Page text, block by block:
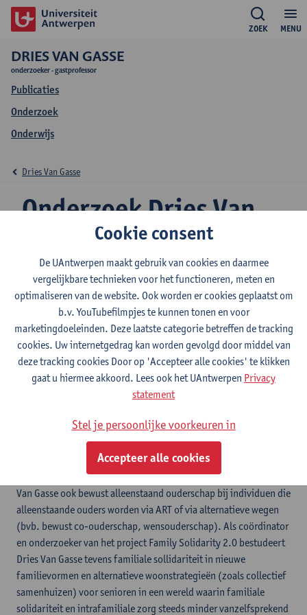
MENU
ZOEK
DRIES VAN GASSE
onderzoeker - gastprofessor
Publicaties
Onderzoek
Onderwijs
Onderzoek Dries Van
Dries Van Gasse
Onderzoeksgroep
Centrum voor Demografie, Familie en Gezondheid
Expertise
Dries Van Gasse is onderzoeker aan het Centrum voor
Demografie, Familie en Gezondheid aan de Universiteit
Families' bestuurde hij de eenoudergezinnen. Een specifieke
focus ging naar het transititieproces na scheiding en de coping
strategieën die alleenstaande ouders gebruikten om rust en
evenwicht te vinden in hun leven. Daarnaast bestudeert Dries
Van Gasse ook bewust alleenstaand ouderschap bij individuen die
alleenstaande ouders worden via ART of via alternatieve wegen
(bvb. bewust co-ouderschap, wensouderschap). Als coördinator
en onderzoeker van het project Family Solidarity 2.0 bestudeert
Dries Van Gasse tevens familiale sollidariteit in nieuwe
familievormen en alternatieve woonstrategieën (zoals collectief
samenhuizen) voor senioren in een wereld waarin familiale
solidariteit en intrafamiliale zorg steeds minder vanzelfsprekend
Cookie consent
De UAntwerpen maakt gebruik van cookies en daarmee
vergelijkbare technieken voor het functioneren, meten en
optimaliseren van de website. Ook worden er cookies geplaatst om
b.v. YouTubefilmpjes te kunnen tonen en voor
marketingdoeleinden. Deze laatste categorie betreffen de tracking
cookies. Uw internetgedrag kan worden gevolgd door middel van
deze tracking cookies Door op 'Accepteer alle cookies' te klikken
gaat u hiermee akkoord. Lees ook het UAntwerpen Privacy
statement
Stel je persoonlijke voorkeuren in
Accepteer alle cookies